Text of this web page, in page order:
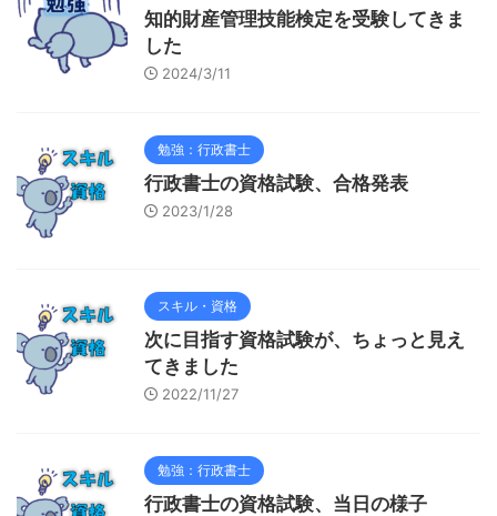
知的財産管理技能検定を受験してきま
した
2024/3/11
勉強：行政書士
行政書士の資格試験、合格発表
2023/1/28
スキル・資格
次に目指す資格試験が、ちょっと見え
てきました
2022/11/27
勉強：行政書士
行政書士の資格試験、当日の様子